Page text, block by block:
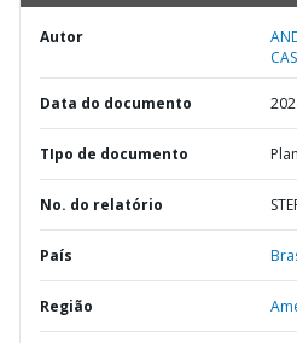
Autor
Data do documento
TIpo de documento
No. do relatório
País
Região